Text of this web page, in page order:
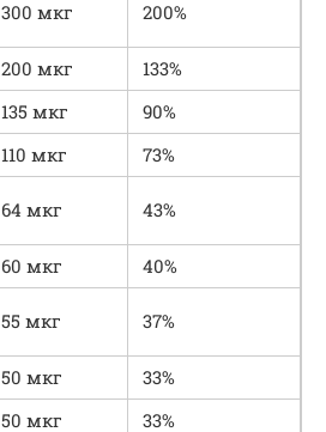
300 мкг 200%
200 мкг
133%
135 мкг
90%
110 мкг
73%
64 мкг 43%
60 мкг
40%
55 мкг 37%
50 мкг
33%
50 мкг
33%